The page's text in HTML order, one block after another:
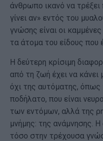
άνθρωπο ικανό να
γίνει αν» εντός του
γνώσης είναι οι
τα άτομα του είδους που
Η δεύτερη κρίσιμη
από τη ζωή έχει να
όχι της αυτόματης,
ποδήλατο, που είναι
των εντόμων, αλλά της
μνήμης: της ανάμνησης.
τόσο στην τρέχουσα